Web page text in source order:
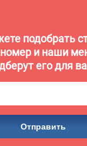
подобрать
номер и наши
его для
Отправить